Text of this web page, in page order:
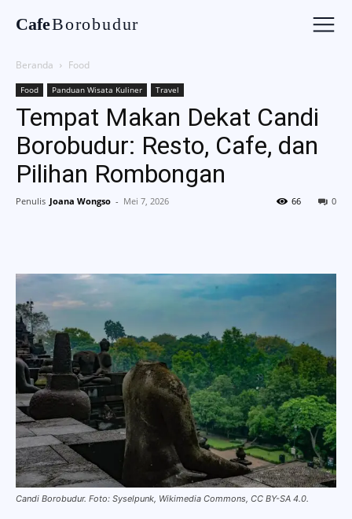
CafeBorobudur
Beranda Food
Food Panduan Wisata Kuliner Travel
Tempat Makan Dekat Candi
Borobudur: Resto, Cafe, dan
Pilihan Rombongan
Penulis Joana Wongso - Mei 7, 2026 0
66
Candi Borobudur. Foto: Syselpunk, Wikimedia Commons, CC BY-SA 4.0.